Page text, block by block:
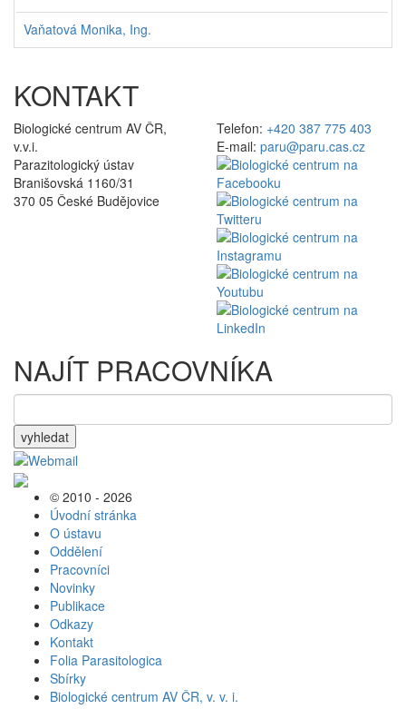
Vaňatová Monika, Ing.
KONTAKT
Biologické centrum AV ČR,
v.v.i.
Parazitologický ústav
Branišovská 1160/31
370 05 České Budějovice
Telefon: +420 387 775 403
E-mail: paru@paru.cas.cz
NAJÍT PRACOVNÍKA
vyhledat
© 2010 - 2026
Úvodní stránka
O ústavu
Oddělení
Pracovníci
Novinky
Publikace
Odkazy
Kontakt
Folia Parasitologica
Sbírky
Biologické centrum AV ČR, v. v. i.